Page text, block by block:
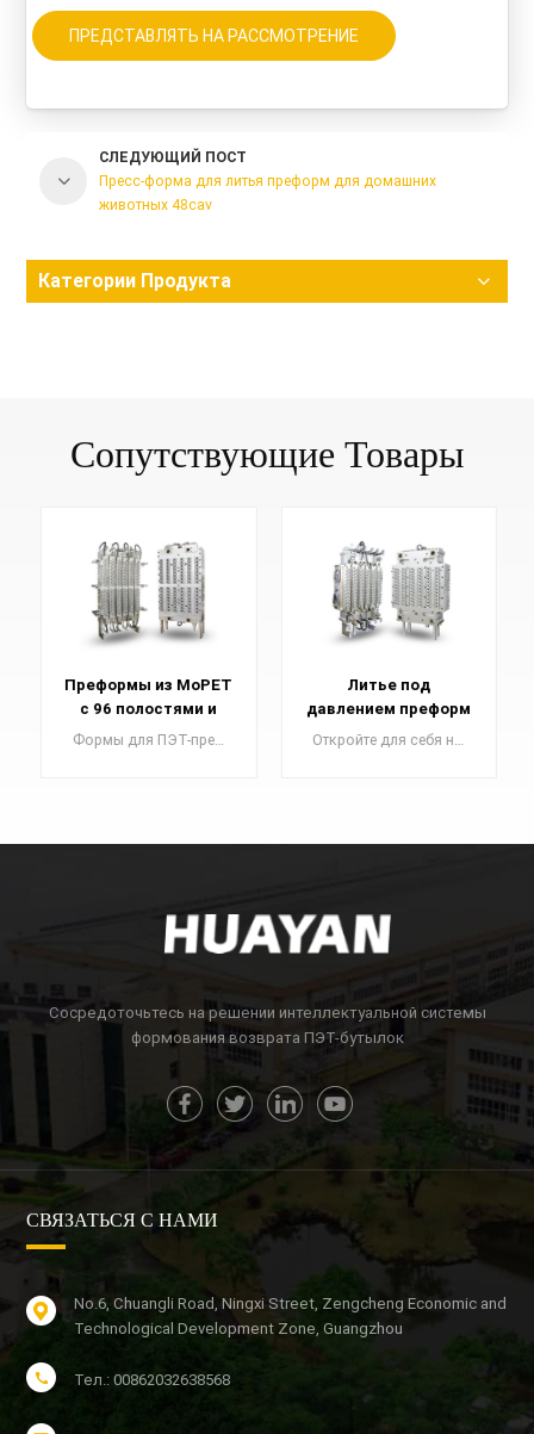
ПРЕДСТАВЛЯТЬ НА РАССМОТРЕНИЕ
СЛЕДУЮЩИЙ ПОСТ
Пресс-форма для литья преформ для домашних
животных 48cav
Категории Продукта
Сопутствующие Товары
Преформы из MoPET
с 96 полостями и
горячеканальнымФормы для ПЭТ-преформ являются важным компонентом в производстве ПЭТ-преформ, которые служат строительными блоками для высококачественных пластиковых бутылок.
УЗНАТЬ
Литье под
давлением преформ
для домашних
Откройте для себя наши прецизионные формы для преформ из ПЭТ , необходимые для изготовления пластиковых бутылок премиум-качества. Повысьте уровень своего производства с помощью наших первоклассных форм.
УЗНАТЬ
БОЛЬШЕ
Сосредоточьтесь на решении интеллектуальной системы
формования возврата ПЭТ-бутылок
СВЯЗАТЬСЯ С НАМИ
No.6, Chuangli Road, Ningxi Street, Zengcheng Economic and
Technological Development Zone, Guangzhou
Тел.: 00862032638568